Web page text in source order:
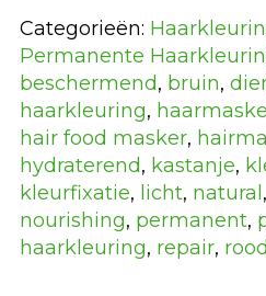
Rood
Naturtint
Permanente
Haarkleuring
aantal
Categorieën:
Permanente
beschermend, bruin,
haarkleuring,
hair food masker,
hydraterend, kastanje,
kleurfixatie, licht, natural ,
nourishing, permanent,
haarkleuring, repair, rood